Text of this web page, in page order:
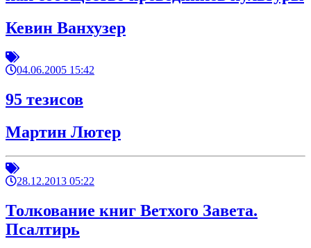
Кевин Ванхузер
04.06.2005 15:42
95 тезисов
Мартин Лютер
28.12.2013 05:22
Толкование книг Ветхого Завета.
Псалтирь